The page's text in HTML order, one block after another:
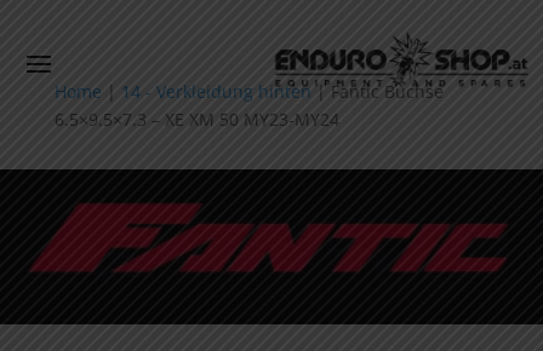
Home | 14 - Verkleidung hinten |Fantic Buchse
6.5×9.5×7.3 – XE XM 50 MY23-MY24